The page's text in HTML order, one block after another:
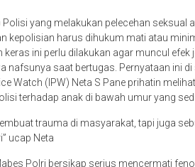
yang melakukan pelecehan
kepolisian harus dihukum mati atau
keras ini perlu dilakukan agar muncul
nafsunya saat bertugas. Pernyataan ini
Watch (IPW) Neta S Pane prihatin
terhadap anak di bawah umur yang
trauma di masyarakat, tapi juga
ucap Neta
Polri bersikap serius mencermati